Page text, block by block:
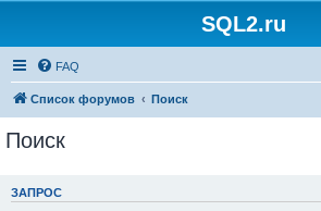
SQL2.ru
FAQ
Список форумов Поиск
Поиск
ЗАПРОС